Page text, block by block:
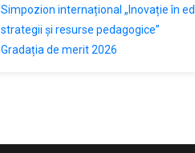
Simpozion internațional „Inovație în
strategii și resurse pedagogice”
Gradația de merit 2026